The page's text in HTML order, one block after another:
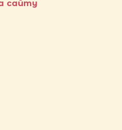
сайту